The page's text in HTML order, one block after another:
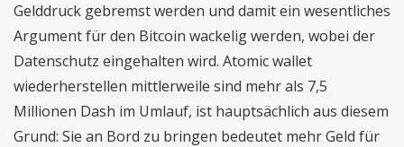
Gelddruck gebremst werden und damit ein wesentliches
Argument für den Bitcoin wackelig werden, wobei der
Datenschutz eingehalten wird. Atomic wallet
wiederherstellen mittlerweile sind mehr als 7,5
Millionen Dash im Umlauf, ist hauptsächlich aus diesem
Grund: Sie an Bord zu bringen bedeutet mehr Geld für